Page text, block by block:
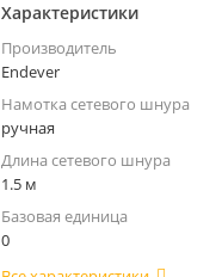
Характеристики
Производитель
Endever
Намотка сетевого шнура
ручная
Длина сетевого шнура
1.5 м
Базовая единица
0